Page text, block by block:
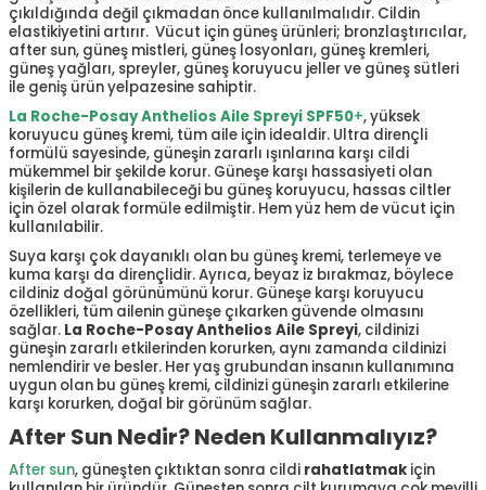
çıkıldığında değil çıkmadan önce kullanılmalıdır. Cildin
elastikiyetini artırır. Vücut için güneş ürünleri; bronzlaştırıcılar,
after sun, güneş mistleri, güneş losyonları, güneş kremleri,
güneş yağları, spreyler, güneş koruyucu jeller ve güneş sütleri
ile geniş ürün yelpazesine sahiptir.
La Roche-Posay Anthelios Aile Spreyi SPF50+, yüksek
koruyucu güneş kremi, tüm aile için idealdir. Ultra dirençli
formülü sayesinde, güneşin zararlı ışınlarına karşı cildi
mükemmel bir şekilde korur. Güneşe karşı hassasiyeti olan
kişilerin de kullanabileceği bu güneş koruyucu, hassas ciltler
için özel olarak formüle edilmiştir. Hem yüz hem de vücut için
kullanılabilir.
Suya karşı çok dayanıklı olan bu güneş kremi, terlemeye ve
kuma karşı da dirençlidir. Ayrıca, beyaz iz bırakmaz, böylece
cildiniz doğal görünümünü korur. Güneşe karşı koruyucu
özellikleri, tüm ailenin güneşe çıkarken güvende olmasını
sağlar. La Roche-Posay Anthelios Aile Spreyi, cildinizi
güneşin zararlı etkilerinden korurken, aynı zamanda cildinizi
nemlendirir ve besler. Her yaş grubundan insanın kullanımına
uygun olan bu güneş kremi, cildinizi güneşin zararlı etkilerine
karşı korurken, doğal bir görünüm sağlar.
After Sun Nedir? Neden Kullanmalıyız?
After sun, güneşten çıktıktan sonra cildi rahatlatmak için